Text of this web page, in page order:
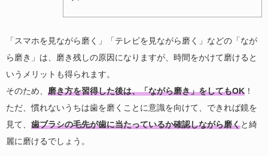
「スマホを見ながら磨く」「テレビを見ながら磨く」などの「なが
ら磨き」は、磨き残しの原因になりますが、時間をかけて磨けると
いうメリットも得られます。
そのため、 磨き方を習得した後は、「ながら磨き」をしてもOK ！
ただ、慣れないうちは歯を磨くことに意識を向けて、できれば鏡を
見て、 歯ブラシの毛先が歯に当たっているか確認しながら磨くと綺
麗に磨けるでしょう。